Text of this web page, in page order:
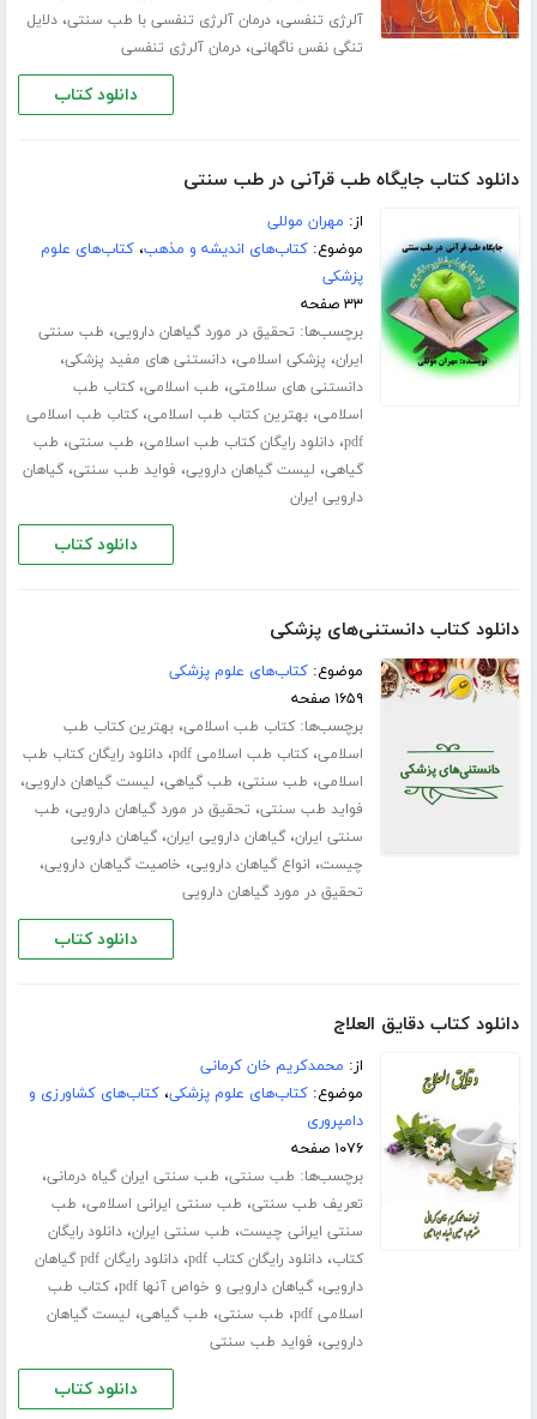
آلرژی تنفسی،درمان آلرژی تنفسی با طب سنتی،دلایل
تنگی نفس ناگهانی،درمان آلرژی تنفسی
دانلود کتاب
دانلود کتاب جایگاه طب قرآنی در طب سنتی
از: مهران موللی
موضوع:کتاب‌های اندیشه و مذهب،کتاب‌های علوم
پزشکی
۳۳ صفحه
برچسب‌ها: تحقیق در مورد گیاهان دارویی، طب سنتی
ایران، پزشکی اسلامی،دانستنی های مفید پزشکی،
دانستنی های سلامتی، طب اسلامی،کتاب طب
اسلامی،بهترین کتاب طب اسلامی،کتاب طب اسلامی
pdf،دانلود رایگان کتاب طب اسلامی، طب سنتی، طب
گیاهی، لیست گیاهان دارویی، فواید طب سنتی،گیاهان
دارویی ایران
دانلود کتاب
دانلود کتاب دانستنی‌های پزشکی
موضوع:کتاب‌های علوم پزشکی
۱۶۵۹ صفحه
برچسب‌ها:کتاب طب اسلامی،بهترین کتاب طب
اسلامی،کتاب طب اسلامی pdf ،دانلود رایگان کتاب طب
اسلامی، طب سنتی، طب گیاهی، لیست گیاهان دارویی،
فواید طب سنتی، تحقیق در مورد گیاهان دارویی، طب
سنتی ایران،گیاهان دارویی ایران،گیاهان دارویی
چیست، انواع گیاهان دارویی، خاصیت گیاهان دارویی،
تحقیق در مورد گیاهان دارویی
دانلود کتاب
دانلود کتاب دقایق العلاج
از: محمدکریم خان کرمانی
موضوع:کتاب‌های علوم پزشکی،کتاب‌های کشاورزی و
دامپروری
۱۰۷۶ صفحه
برچسب‌ها: طب سنتی، طب سنتی ایران گیاه درمانی،
تعریف طب سنتی، طب سنتی ایرانی اسلامی، طب
سنتی ایرانی چیست، طب سنتی ایران،دانلود رایگان
کتاب،دانلود رایگان کتاب pdf ،
دانلود رایگان pdf گیاهان
دارویی،گیاهان دارویی و خواص آنها pdf ،کتاب طب
اسلامی pdf
، طب سنتی، طب گیاهی، لیست گیاهان
دارویی، فواید طب سنتی
دانلود کتاب